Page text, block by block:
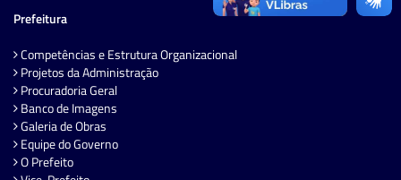
Prefeitura
Competências e Estrutura Organizacional
Projetos da Administração
Procuradoria Geral
Banco de Imagens
Galeria de Obras
Equipe do Governo
O Prefeito